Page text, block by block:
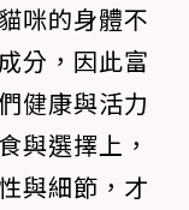
咪的身體不
分，因此富
健康與活力
與選擇上，
與細節，才